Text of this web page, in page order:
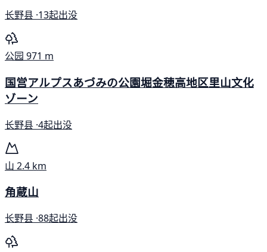
长野县 ·13起出没
公园 971 m
国営アルプスあづみの公園堀金穂高地区里山文化
ゾーン
长野县 ·4起出没
山 2.4 km
角蔵山
长野县 ·88起出没